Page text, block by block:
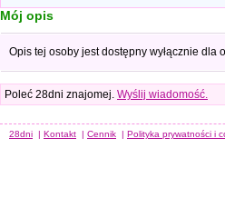
Mój opis
Opis tej osoby jest dostępny wyłącznie dla
Poleć 28dni znajomej. Wyślij wiadomość.
28dni | Kontakt | Cennik | Polityka prywatności i